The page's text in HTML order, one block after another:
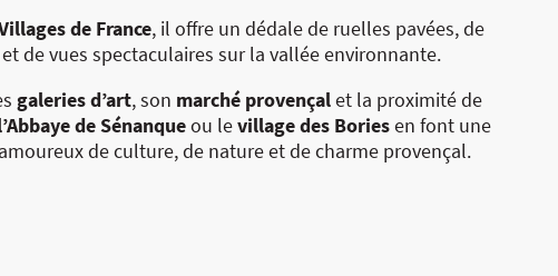
de France, il offre un dédale de ruelles pavées, de
de vues spectaculaires sur la vallée environnante.
galeries d’art, son marché provençalet la proximité de
de Sénanqueou levillage des Boriesen font une
de culture, de nature et de charme provençal.